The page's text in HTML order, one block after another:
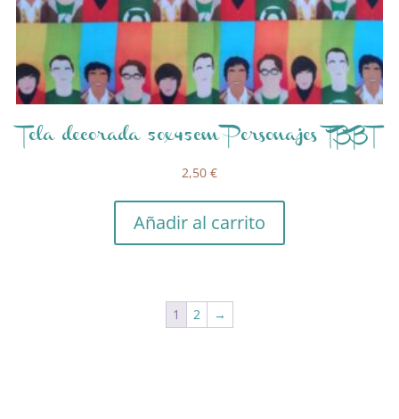
Tela decorada 50x45cm Personajes TBBT
2,50 €
Añadir al carrito
1 2 →